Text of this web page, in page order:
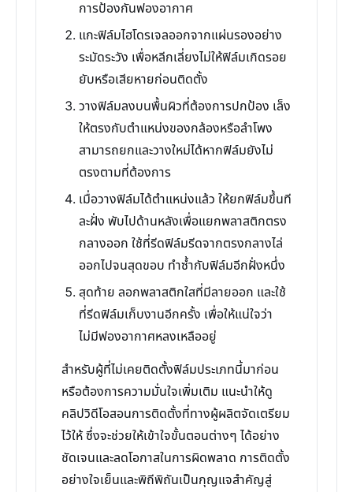
การป้องกันฟองอากาศ
แกะฟิล์มไฮโดรเจลออกจากแผ่นรองอย่าง
ระมัดระวัง เพื่อหลีกเลี่ยงไม่ให้ฟิล์มเกิดรอย
ยับหรือเสียหายก่อนติดตั้ง
วางฟิล์มลงบนพื้นผิวที่ต้องการปกป้อง เล็ง
ให้ตรงกับตำแหน่งของกล้องหรือลำโพง
สามารถยกและวางใหม่ได้หากฟิล์มยังไม่
ตรงตามที่ต้องการ
เมื่อวางฟิล์มได้ตำแหน่งแล้ว ให้ยกฟิล์มขึ้นที
ละฝั่ง พับไปด้านหลังเพื่อแยกพลาสติกตรง
กลางออก ใช้ที่รีดฟิล์มรีดจากตรงกลางไล่
ออกไปจนสุดขอบ ทำซ้ำกับฟิล์มอีกฝั่งหนึ่ง
สุดท้าย ลอกพลาสติกใสที่มีลายออก และใช้
ที่รีดฟิล์มเก็บงานอีกครั้ง เพื่อให้แน่ใจว่า
ไม่มีฟองอากาศหลงเหลืออยู่
สำหรับผู้ที่ไม่เคยติดตั้งฟิล์มประเภทนี้มาก่อน
หรือต้องการความมั่นใจเพิ่มเติม แนะนำให้ดู
คลิปวิดีโอสอนการติดตั้งที่ทางผู้ผลิตจัดเตรียม
ไว้ให้ ซึ่งจะช่วยให้เข้าใจขั้นตอนต่างๆ ได้อย่าง
ชัดเจนและลดโอกาสในการผิดพลาด การติดตั้ง
อย่างใจเย็นและพิถีพิถันเป็นกุญแจสำคัญสู่